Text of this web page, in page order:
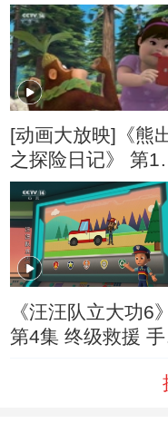
[动画大放映]《熊
之探险日记》 第1
导游光头强
《汪汪队立大功6》
第4集 终级救援 手